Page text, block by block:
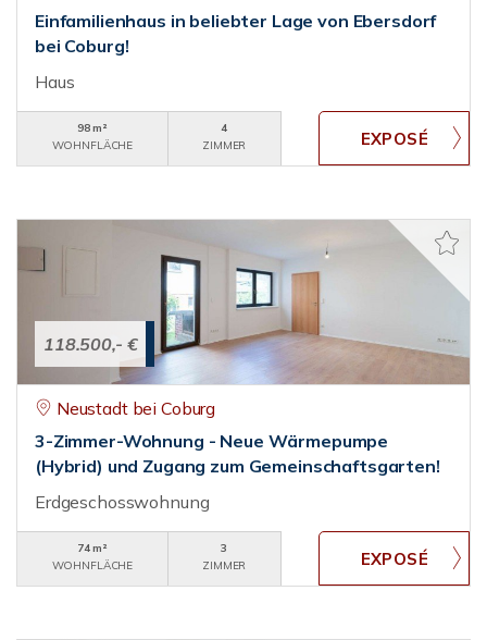
Einfamilienhaus in beliebter Lage von Ebersdorf
bei Coburg!
Haus
98 m²
WOHNFLÄCHE
4
ZIMMER
118.500,- €
Neustadt bei Coburg
3-Zimmer-Wohnung - Neue Wärmepumpe
(Hybrid) und Zugang zum Gemeinschaftsgarten!
Erdgeschosswohnung
74 m²
WOHNFLÄCHE
3
ZIMMER